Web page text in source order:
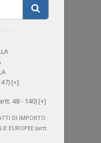
[+]
48 - 140) [+]
DI IMPORTO
EUROPEE (artt.